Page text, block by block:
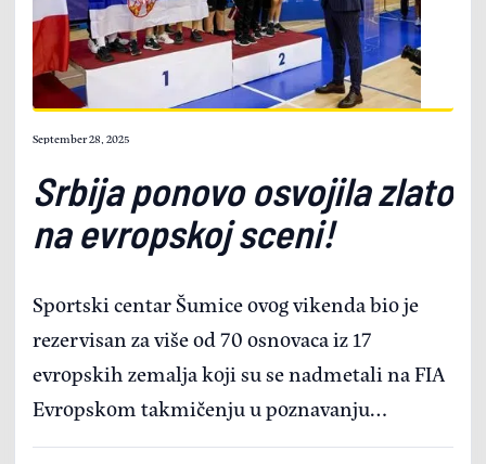
September 28, 2025
Srbija ponovo osvojila zlato
na evropskoj sceni!
Sportski centar Šumice ovog vikenda bio je
rezervisan za više od 70 osnovaca iz 17
evropskih zemalja koji su se nadmetali na FIA
Evropskom takmičenju u poznavanju
saobraćajnih propisa. Nakon celodnevnog